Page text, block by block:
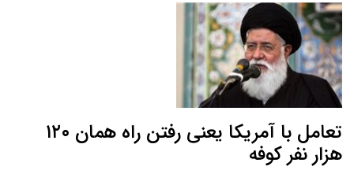
تعامل با آمریکا یعنی رفتن راه همان ۱۲۰
هزار نفر کوفه